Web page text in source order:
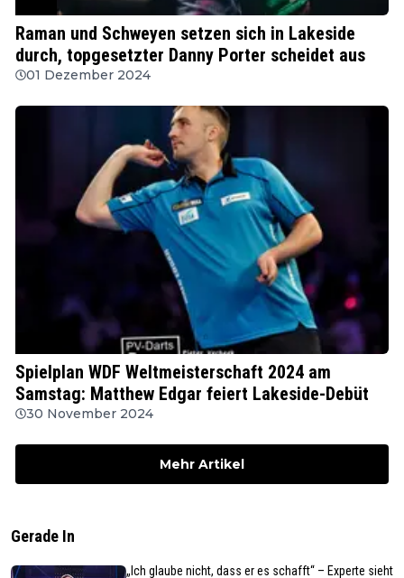
Raman und Schweyen setzen sich in Lakeside
durch, topgesetzter Danny Porter scheidet aus
01 Dezember 2024
Spielplan WDF Weltmeisterschaft 2024 am
Samstag: Matthew Edgar feiert Lakeside-Debüt
30 November 2024
Mehr Artikel
Gerade In
„Ich glaube nicht, dass er es schafft“ – Experte sieht